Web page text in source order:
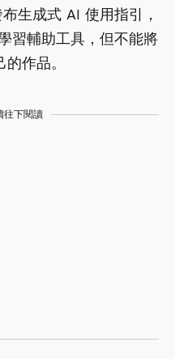
生成式 AI 使用指引，
習輔助工具，但不能將
作品。
往下閱讀